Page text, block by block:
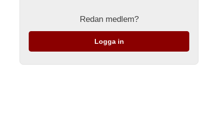
Redan medlem?
Logga in